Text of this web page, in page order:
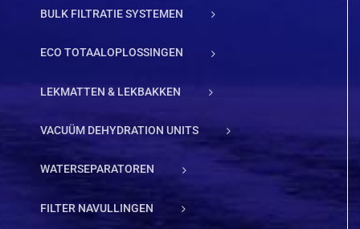
BULK FILTRATIE SYSTEMEN
ECO TOTAALOPLOSSINGEN
LEKMATTEN & LEKBAKKEN
VACUÜM DEHYDRATION UNITS
WATERSEPARATOREN
FILTER NAVULLINGEN